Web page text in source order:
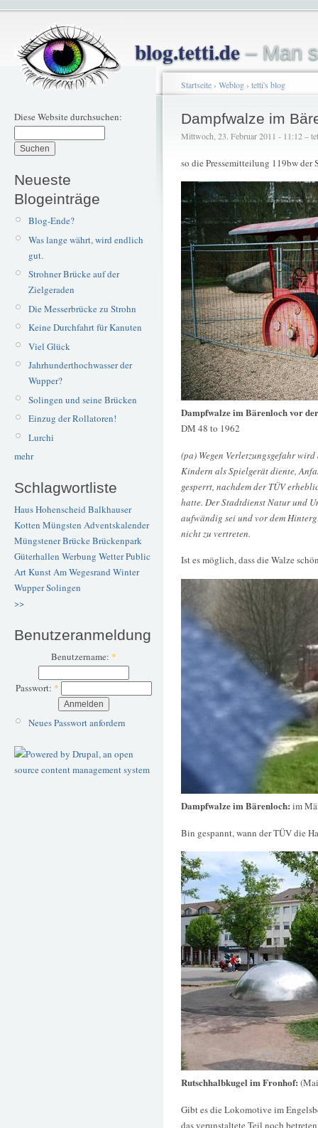
blog.tetti.de– Man
Diese Website durchsuchen:
Neueste
Blogeinträge
Blog-Ende?
Was lange währt, wird endlich
gut.
Strohner Brücke auf der
Zielgeraden
Die Messerbrücke zu Strohn
Keine Durchfahrt für Kanuten
Viel Glück
Jahrhunderthochwasser der
Wupper?
Solingen und seine Brücken
Einzug der Rollatoren!
Lurchi
mehr
Schlagwortliste
Haus Hohenscheid Balkhauser
Kotten Müngsten Adventskalender
Müngstener BrückeBrückenpark
Güterhallen Werbung WetterPublic
ArtKunstAm Wegesrand Winter
WupperSolingen
>>
Benutzeranmeldung
Benutzername: *
Passwort: *
Neues Passwort anfordern
Startseite› Weblog› tetti's blog
Dampfwalze im
Mittwoch, 23. Februar 2011 - 11:12 –
so die Pressemitteilung 119bw
Dampfwalze im Bärenloch vor
DM 48 to 1962
(pa) Wegen Verletzungsgefahr
Kindern als Spielgerät diente,
gesperrt, nachdem der TÜV
hatte. Der Stadtdienst Natur und
aufwändig sei und vor dem
nicht zu vertreten.
Ist es möglich, dass die Walze
Dampfwalze im Bärenloch: im
Bin gespannt, wann der TÜV die
Rutschhalbkugel im Fronhof:
Gibt es die Lokomotive im
das verunstaltete Teil noch